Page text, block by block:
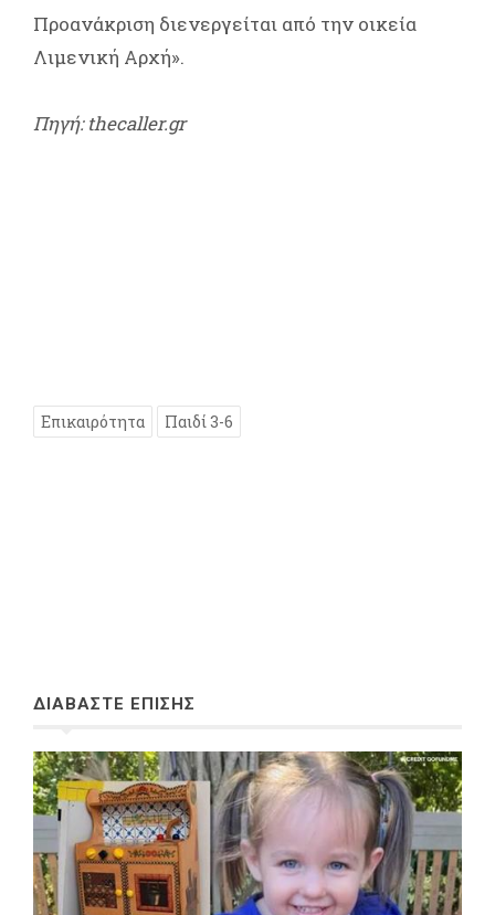
Προανάκριση διενεργείται από την οικεία
Λιμενική Αρχή».
Πηγή: thecaller.gr
Επικαιρότητα Παιδί 3-6
ΔΙΑΒΑΣΤΕ ΕΠΙΣΗΣ